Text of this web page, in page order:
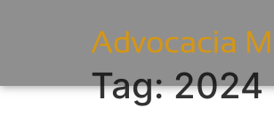
Tag:2024